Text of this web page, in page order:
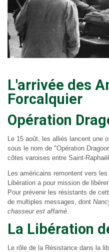
L'arrivée des
Forcalquier
Opération
Le 15 août, les alliés lancent une
sous le nom de "Opération
côtes varoises entre Saint-
Les américains remontent vers
Libération a pour mission de
Pour prévenir les résistants de
de multiples messages, dont
chasseur est affamé
La Libération
Le rôle de la Résistance dans la